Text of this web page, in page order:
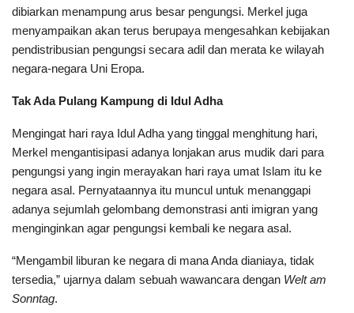
dibiarkan menampung arus besar pengungsi. Merkel juga
menyampaikan akan terus berupaya mengesahkan kebijakan
pendistribusian pengungsi secara adil dan merata ke wilayah
negara-negara Uni Eropa.
Tak Ada Pulang Kampung di Idul Adha
Mengingat hari raya Idul Adha yang tinggal menghitung hari,
Merkel mengantisipasi adanya lonjakan arus mudik dari para
pengungsi yang ingin merayakan hari raya umat Islam itu ke
negara asal. Pernyataannya itu muncul untuk menanggapi
adanya sejumlah gelombang demonstrasi anti imigran yang
menginginkan agar pengungsi kembali ke negara asal.
“Mengambil liburan ke negara di mana Anda dianiaya, tidak
tersedia,” ujarnya dalam sebuah wawancara dengan Welt am
Sonntag.